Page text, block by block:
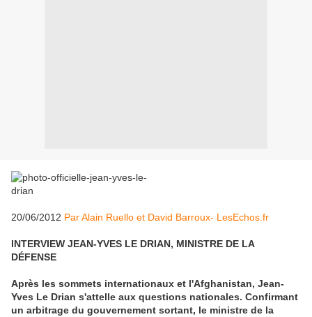
20/06/2012 Par Alain Ruello et David Barroux- LesEchos.fr
INTERVIEW JEAN-YVES LE DRIAN, MINISTRE DE LA
DÉFENSE
Après les sommets internationaux et l'Afghanistan, Jean-
Yves Le Drian s'attelle aux questions nationales. Confirmant
un arbitrage du gouvernement sortant, le ministre de la